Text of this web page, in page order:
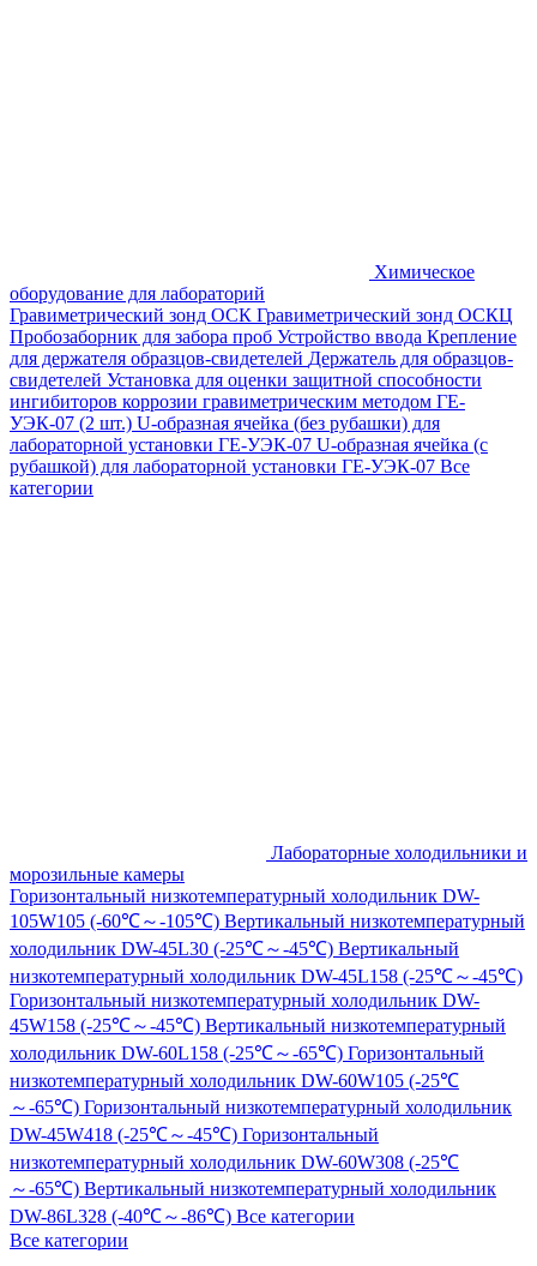
Химическое
оборудование для лабораторий
Гравиметрический зонд ОСК Гравиметрический зонд ОСКЦ
Пробозаборник для забора проб Устройство ввода Крепление
для держателя образцов-свидетелей Держатель для образцов-
свидетелей Установка для оценки защитной способности
ингибиторов коррозии гравиметрическим методом ГЕ-
УЭК-07 (2 шт.) U-образная ячейка (без рубашки) для
лабораторной установки ГЕ-УЭК-07 U-образная ячейка (с
рубашкой) для лабораторной установки ГЕ-УЭК-07 Все
категории
Лабораторные холодильники и
морозильные камеры
Горизонтальный низкотемпературный холодильник DW-
105W105 (-60℃～-105℃) Вертикальный низкотемпературный
холодильник DW-45L30 (-25℃～-45℃) Вертикальный
низкотемпературный холодильник DW-45L158 (-25℃～-45℃)
Горизонтальный низкотемпературный холодильник DW-
45W158 (-25℃～-45℃) Вертикальный низкотемпературный
холодильник DW-60L158 (-25℃～-65℃) Горизонтальный
низкотемпературный холодильник DW-60W105 (-25℃
～-65℃) Горизонтальный низкотемпературный холодильник
DW-45W418 (-25℃～-45℃) Горизонтальный
низкотемпературный холодильник DW-60W308 (-25℃
～-65℃) Вертикальный низкотемпературный холодильник
DW-86L328 (-40℃～-86℃) Все категории
Все категории